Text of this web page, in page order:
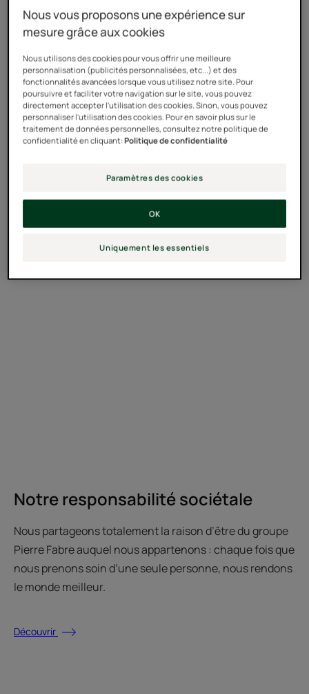
la botanique regorge de vertus essentielles pouvant
redonner aux cheveux leur force et leur beauté
originelle.
Découvrir
Notre responsabilité sociétale
Nous partageons totalement la raison d’être du groupe
Pierre Fabre auquel nous appartenons : chaque fois que
nous prenons soin d’une seule personne, nous rendons
le monde meilleur.
Découvrir
Nous vous proposons une expérience sur
mesure grâce aux cookies
Nous utilisons des cookies pour vous offrir une meilleure
personnalisation (publicités personnalisées, etc...) et des
fonctionnalités avancées lorsque vous utilisez notre site. Pour
poursuivre et faciliter votre navigation sur le site, vous pouvez
directement accepter l'utilisation des cookies. Sinon, vous pouvez
personnaliser l'utilisation des cookies. Pour en savoir plus sur le
traitement de données personnelles, consultez notre politique de
confidentialité en cliquant:Politique de confidentialité
Paramètres des cookies
Uniquement les essentiels
OK